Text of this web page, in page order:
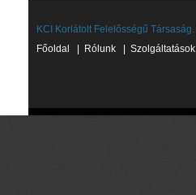
KCI Korlátolt Felelősségű Társaság.
Főoldal
Rólunk Szolgáltatások